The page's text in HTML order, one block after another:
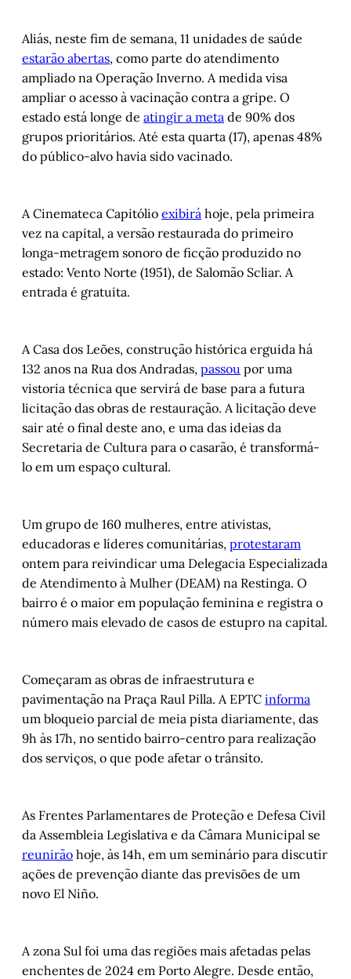
Aliás, neste fim de semana, 11 unidades de saúde
estarão abertas, como parte do atendimento
ampliado na Operação Inverno. A medida visa
ampliar o acesso à vacinação contra a gripe. O
estado está longe de atingir a meta de 90% dos
grupos prioritários. Até esta quarta (17), apenas 48%
do público-alvo havia sido vacinado.
A Cinemateca Capitólio exibirá hoje, pela primeira
vez na capital, a versão restaurada do primeiro
longa-metragem sonoro de ficção produzido no
estado: Vento Norte (1951), de Salomão Scliar. A
entrada é gratuita.
A Casa dos Leões, construção histórica erguida há
132 anos na Rua dos Andradas, passou por uma
vistoria técnica que servirá de base para a futura
licitação das obras de restauração. A licitação deve
sair até o final deste ano, e uma das ideias da
Secretaria de Cultura para o casarão, é transformá-
lo em um espaço cultural.
Um grupo de 160 mulheres, entre ativistas,
educadoras e líderes comunitárias, protestaram
ontem para reivindicar uma Delegacia Especializada
de Atendimento à Mulher (DEAM) na Restinga. O
bairro é o maior em população feminina e registra o
número mais elevado de casos de estupro na capital.
Começaram as obras de infraestrutura e
pavimentação na Praça Raul Pilla. A EPTC informa
um bloqueio parcial de meia pista diariamente, das
9h às 17h, no sentido bairro-centro para realização
dos serviços, o que pode afetar o trânsito.
As Frentes Parlamentares de Proteção e Defesa Civil
da Assembleia Legislativa e da Câmara Municipal se
reunirão hoje, às 14h, em um seminário para discutir
ações de prevenção diante das previsões de um
novo El Niño.
A zona Sul foi uma das regiões mais afetadas pelas
enchentes de 2024 em Porto Alegre. Desde então,